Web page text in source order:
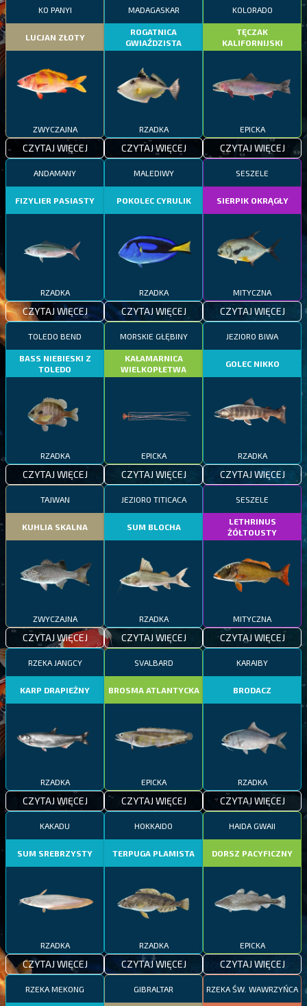
KO PANYI
LUCJAN ZŁOTY
ZWYCZAJNA
CZYTAJ WIĘCEJ
MADAGASKAR
ROGATNICA
GWIAŹDZISTA
RZADKA
CZYTAJ WIĘCEJ
KOLORADO
TĘCZAK
KALIFORNIJSKI
EPICKA
CZYTAJ WIĘCEJ
ANDAMANY
FIZYLIER PASIASTY
RZADKA
CZYTAJ WIĘCEJ
MALEDIWY
POKOLEC CYRULIK
RZADKA
CZYTAJ WIĘCEJ
SESZELE
SIERPIK OKRĄGŁY
MITYCZNA
CZYTAJ WIĘCEJ
TOLEDO BEND
BASS NIEBIESKI Z
TOLEDO
RZADKA
CZYTAJ WIĘCEJ
MORSKIE GŁĘBINY
KAŁAMARNICA
WIELKOPŁETWA
EPICKA
CZYTAJ WIĘCEJ
JEZIORO BIWA
GOLEC NIKKO
RZADKA
CZYTAJ WIĘCEJ
TAJWAN
KUHLIA SKALNA
ZWYCZAJNA
CZYTAJ WIĘCEJ
JEZIORO TITICACA
SUM BLOCHA
RZADKA
CZYTAJ WIĘCEJ
SESZELE
LETHRINUS
ŻÓŁTOUSTY
MITYCZNA
CZYTAJ WIĘCEJ
RZEKA JANGCY
KARP DRAPIEŻNY
RZADKA
CZYTAJ WIĘCEJ
SVALBARD
BROSMA ATLANTYCKA
EPICKA
CZYTAJ WIĘCEJ
KARAIBY
BRODACZ
RZADKA
CZYTAJ WIĘCEJ
KAKADU
SUM SREBRZYSTY
RZADKA
CZYTAJ WIĘCEJ
HOKKAIDO
TERPUGA PLAMISTA
RZADKA
CZYTAJ WIĘCEJ
HAIDA GWAII
DORSZ PACYFICZNY
EPICKA
CZYTAJ WIĘCEJ
RZEKA MEKONG GIBRALTAR RZEKA ŚW. WAWRZYŃCA